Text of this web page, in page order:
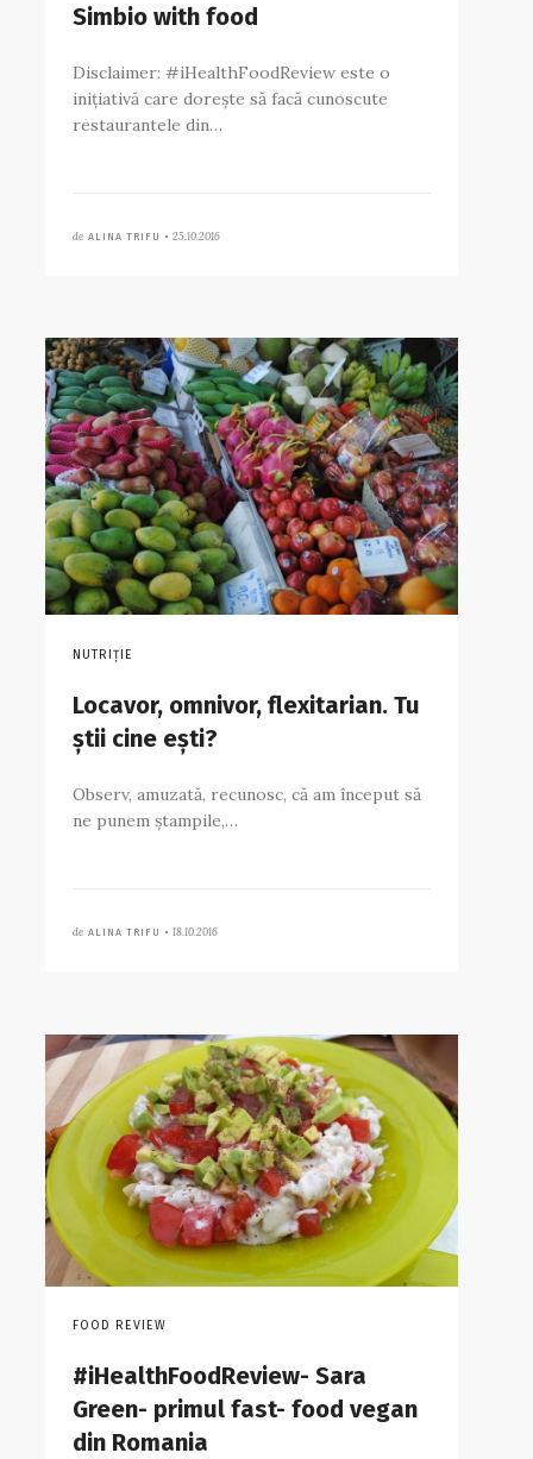
Simbio with food
Disclaimer: #iHealthFoodReview este o
inițiativă care dorește să facă cunoscute
restaurantele din…
de ALINA TRIFU • 25.10.2016
NUTRIȚIE
Locavor, omnivor, flexitarian. Tu
știi cine ești?
Observ, amuzată, recunosc, că am început să
ne punem ștampile,…
de ALINA TRIFU • 18.10.2016
FOOD REVIEW
#iHealthFoodReview- Sara
Green- primul fast- food vegan
din Romania